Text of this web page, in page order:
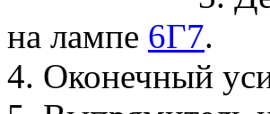
на лампе 6Г7.
4. Оконечный